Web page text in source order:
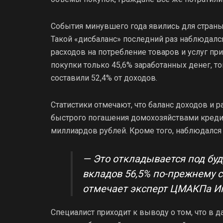
События минувшего года явились для
Такой «дисбаланс» последний раз
расходов на потребление товаров и услуг
покупки только 45,6% заработанных денег,
составили 52,4% от доходов.
Статистики отмечают, что баланс доходов и
быстрого погашения домохозяйствами
миллиардов рублей. Кроме того,
— Это откладывается под
вкладов 56,5% по-прежнему
отмечает эксперт ЦМАКПа
Специалист приходит к выводу о том, что в